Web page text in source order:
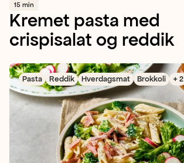
15 min
Kremet pasta med
crispisalat og reddik
Pasta Reddik Hverdagsmat Brokkoli + 2